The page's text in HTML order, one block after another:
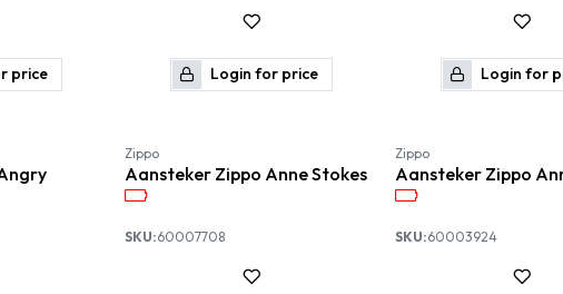
price Login for price Login for
Nieuw! Nieuw!
Zippo
Aansteker Zippo Anne Stokes
SKU:60007708
Zippo
Aansteker Zippo
SKU:60003924